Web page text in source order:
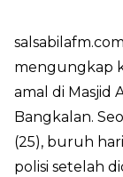
salsabilafm.com
mengungkap
amal di Masjid
Bangkalan.
(25), buruh
polisi setelah